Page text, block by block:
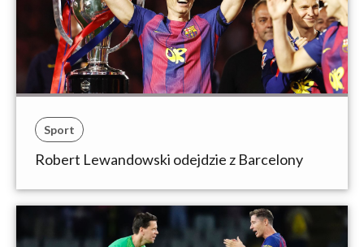
Sport
Robert Lewandowski odejdzie z Barcelony